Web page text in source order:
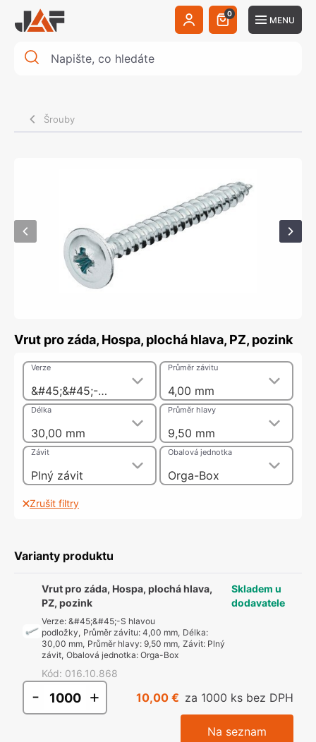
0
MENU
Šrouby
Vrut pro záda, Hospa, plochá hlava, PZ, pozink
&#45;&#45;-S hlavou podložky
Verze
4,00 mm
Průměr závitu
30,00 mm
Délka
9,50 mm
Průměr hlavy
Plný závit
Závit
Orga-Box
Obalová jednotka
Zrušit filtry
Varianty produktu
Vrut pro záda, Hospa, plochá hlava,
PZ, pozink
Verze:&#45;&#45;-S hlavou
podložky, Průměr závitu:4,00 mm, Délka:
30,00 mm, Průměr hlavy:9,50 mm, Závit: Plný
závit, Obalová jednotka:Orga-Box
Kód: 016.10.868
Skladem u
dodavatele
- + 10,00 € za 1000 ks bez DPH
Na seznam